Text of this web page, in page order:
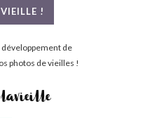
!
de
photos de vieilles !